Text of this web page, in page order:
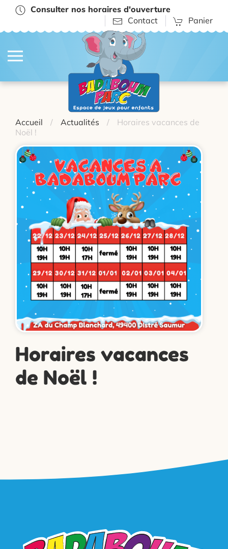
Consulter nos horaires d'ouverture
Contact
Panier
Accueil Actualités
Horaires vacances de
Noël !
Horaires vacances
de Noël !